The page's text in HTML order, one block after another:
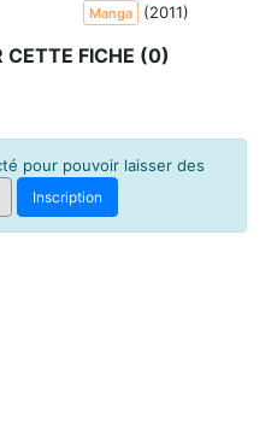
Manga (2011)
CETTE FICHE (0)
pour pouvoir laisser des
Inscription